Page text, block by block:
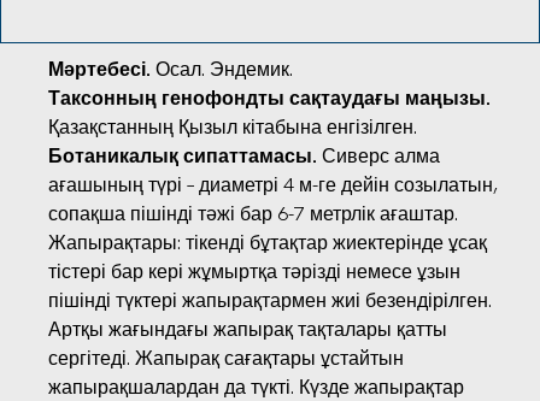
Мәртебесі. Осал. Эндемик.
Таксонның генофондты сақтаудағы маңызы.
Қазақстанның Қызыл кітабына енгізілген.
Ботаникалық сипаттамасы. Сиверс алма
ағашының түрі – диаметрі 4 м-ге дейін созылатын,
сопақша пішінді тәжі бар 6-7 метрлік ағаштар.
Жапырақтары: тікенді бұтақтар жиектерінде ұсақ
тістері бар кері жұмыртқа тәрізді немесе ұзын
пішінді түктері жапырақтармен жиі безендірілген.
Артқы жағындағы жапырақ тақталары қатты
сергітеді. Жапырақ сағақтары ұстайтын
жапырақшалардан да түкті. Күзде жапырақтар